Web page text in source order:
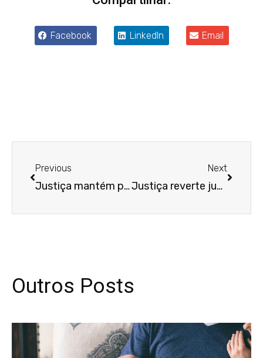
Facebook LinkedIn Email
Previous
Justiça mantém penhora de imóvel de devedora que não comprovou uso da renda de aluguel para moradia no exterior
Next
Justiça reverte justa causa de mulher que faltou ao trabalho por violência doméstica
Outros Posts